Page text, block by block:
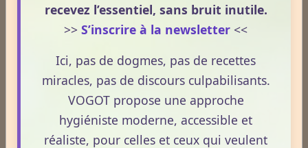
afin de mieux comprendre comment le CBD
s’intègre dans une approche globale de
Le 13/05/2026
Le CBD occupe une place croissante dans les
discussions autour du bien‑être et de la
prévention. Souvent présenté comme un allié
naturel, il suscite un intérêt grandissant pour ses
usages externes et son interaction avec le
système endocannabinoïde. Cet article propose
Télomères : comprendre les horloges
biologiques du vieillissement.
recevez l’essentiel, sans bruit inutile.
>> S’inscrire à la newsletter <<
Ici, pas de dogmes, pas de recettes
miracles, pas de discours culpabilisants.
VOGOT propose une approche
hygiéniste moderne, accessible et
réaliste, pour celles et ceux qui veulent